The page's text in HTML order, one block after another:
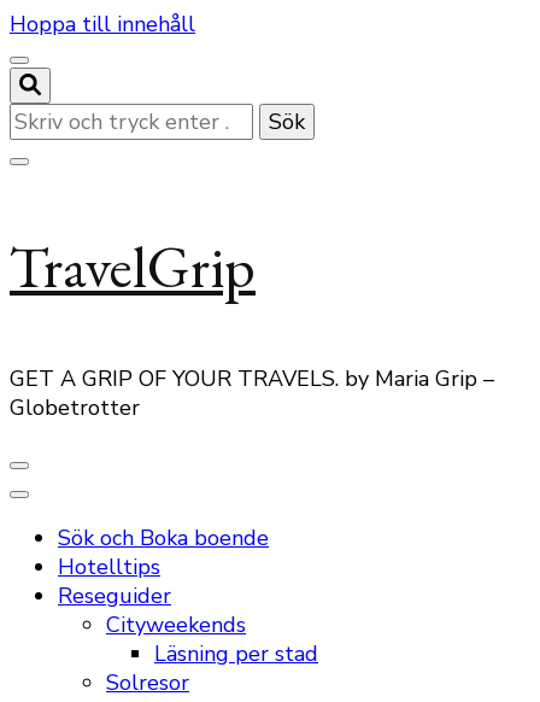
Hoppa till innehåll
Letar
du
efter
TravelGrip
GET A GRIP OF YOUR TRAVELS. by Maria Grip –
Globetrotter
Sök och Boka boende
Hotelltips
Reseguider
Cityweekends
Läsning per stad
Solresor